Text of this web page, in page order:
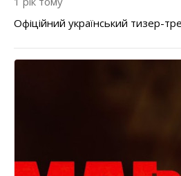
Офіційний український тизер-